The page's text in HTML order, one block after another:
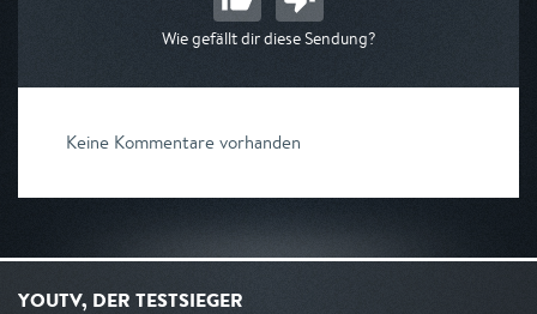
Wie gefällt dir diese Sendung?
Keine Kommentare vorhanden
YOUTV, DER TESTSIEGER